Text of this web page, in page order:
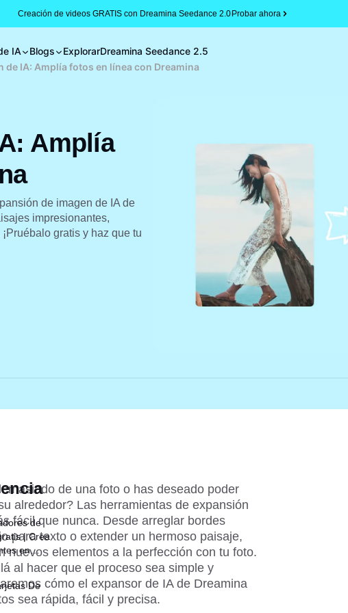
Creación de videos GRATIS con Dreamina Seedance 2.0Probar ahora
IA Blogs ExplorarDreamina Seedance 2.5
de IA: Amplía fotos en línea con Dreamina
Amplía
de imagen de IA de
impresionantes,
gratis y haz que tu
de una foto o has deseado poder
alrededor? Las herramientas de expansión
fácil que nunca. Desde arreglar bordes
para texto o extender un hermoso paisaje,
nuevos elementos a la perfección con tu foto.
al hacer que el proceso sea simple y
cómo el expansor de IA de Dreamina
sea rápida, fácil y precisa.
de
| Crea
en
De